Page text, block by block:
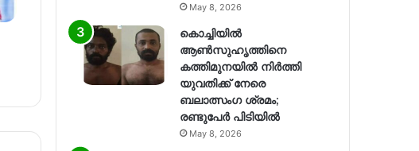
May 8, 2026
കൊച്ചിയിൽ
ആൺസുഹൃത്തിനെ
കത്തിമുനയിൽ നിർത്തി
യുവതിക്ക് നേരെ
ബലാത്സംഗ​ ശ്രമം;
രണ്ടുപേർ പിടിയിൽ
May 8, 2026